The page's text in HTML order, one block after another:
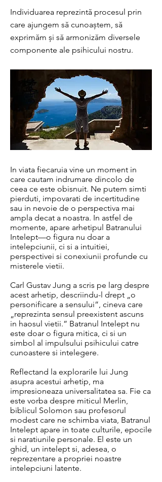
Individuarea reprezintă procesul prin
care ajungem să cunoaștem, să
exprimăm și să armonizăm diversele
componente ale psihicului nostru.
In viata fiecaruia vine un moment in
care cautam indrumare dincolo de
ceea ce este obisnuit. Ne putem simti
pierduti, impovarati de incertitudine
sau in nevoie de o perspectiva mai
ampla decat a noastra. In astfel de
momente, apare arhetipul Batranului
Intelept—o figura nu doar a
intelepciunii, ci si a intuitiei,
perspectivei si conexiunii profunde cu
misterele vietii.
Carl Gustav Jung a scris pe larg despre
acest arhetip, descriindu-l drept „o
personificare a sensului”, cineva care
„reprezinta sensul preexistent ascuns
in haosul vietii.” Batranul Intelept nu
este doar o figura mitica, ci si un
simbol al impulsului psihicului catre
cunoastere si intelegere.
Reflectand la explorarile lui Jung
asupra acestui arhetip, ma
impresioneaza universalitatea sa. Fie ca
este vorba despre miticul Merlin,
biblicul Solomon sau profesorul
modest care ne schimba viata, Batranul
Intelept apare in toate culturile, epocile
si naratiunile personale. El este un
ghid, un intelept si, adesea, o
reprezentare a propriei noastre
intelepciuni latente.